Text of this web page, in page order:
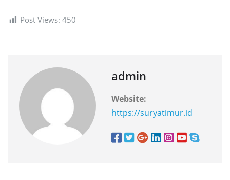
Post Views: 450
admin
Website:
https://suryatimur.id